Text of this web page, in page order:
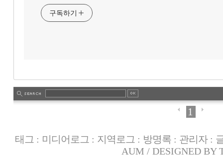
구독하기
1
태그 : 미디어로그 : 지역로그 : 방명록 : 관리자:
AUM / DESIGNED BY